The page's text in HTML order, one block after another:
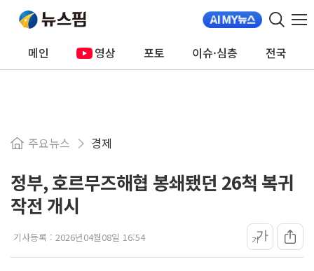
메인 영상 포토 이슈·심층 전국
주요뉴스 경제
정부, 호르무즈해협 봉쇄됐던 26척 복귀
작전 개시
기사등록 : 2026년04월08일 16:54 가가